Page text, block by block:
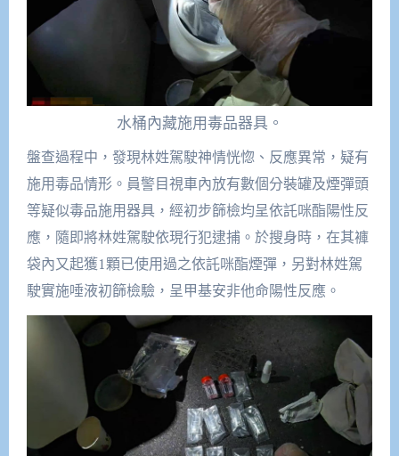
水桶內藏施用毒品器具。
盤查過程中，發現林姓駕駛神情恍惚、反應異常，疑有
施用毒品情形。員警目視車內放有數個分裝罐及煙彈頭
等疑似毒品施用器具，經初步篩檢均呈依託咪酯陽性反
應，隨即將林姓駕駛依現行犯逮捕。於搜身時，在其褲
袋內又起獲1顆已使用過之依託咪酯煙彈，另對林姓駕
駛實施唾液初篩檢驗，呈甲基安非他命陽性反應。